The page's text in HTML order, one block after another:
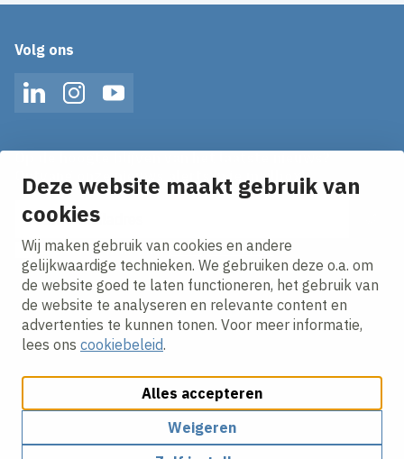
Deze website maakt gebruik van
cookies
Wij maken gebruik van cookies en andere
gelijkwaardige technieken. We gebruiken deze o.a. om
de website goed te laten functioneren, het gebruik van
de website te analyseren en relevante content en
advertenties te kunnen tonen. Voor meer informatie,
lees ons cookiebeleid.
Alles accepteren
Weigeren
Volg ons
LinkedInInstagramYouTube
Ontvang onze nieuws alerts in je mailbox!
E-mailadres
Ik ga akkoord met hetprivacy statement.
Cookies aanpassenCookie beleidPrivacy policy
Algemene inkoopvoorwaarden